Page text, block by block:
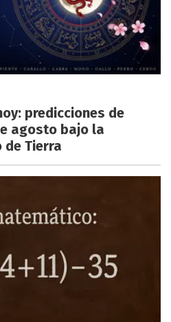
predicciones de
agosto bajo la
de Tierra